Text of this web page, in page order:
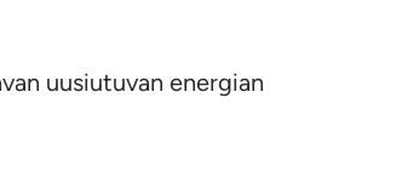
uusiutuvan energian